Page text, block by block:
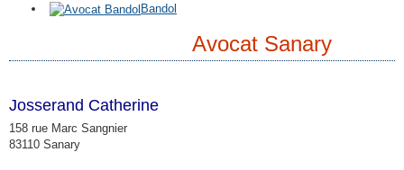
Bandol
Avocat Sanary
Josserand Catherine
158 rue Marc Sangnier
83110 Sanary